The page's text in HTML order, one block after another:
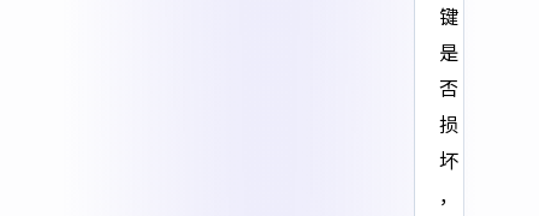
键
是
否
损
坏
，